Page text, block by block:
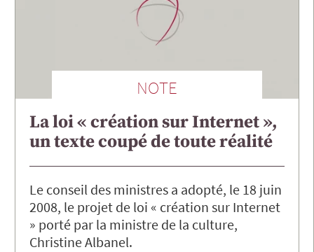
NOTE
La loi « création sur Internet »,
un texte coupé de toute réalité
Le conseil des ministres a adopté, le 18 juin
2008, le projet de loi « création sur Internet
» porté par la ministre de la culture,
Christine Albanel.